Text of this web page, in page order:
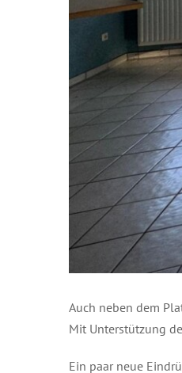
Auch neben dem
Mit Unterstützung
Ein paar neue